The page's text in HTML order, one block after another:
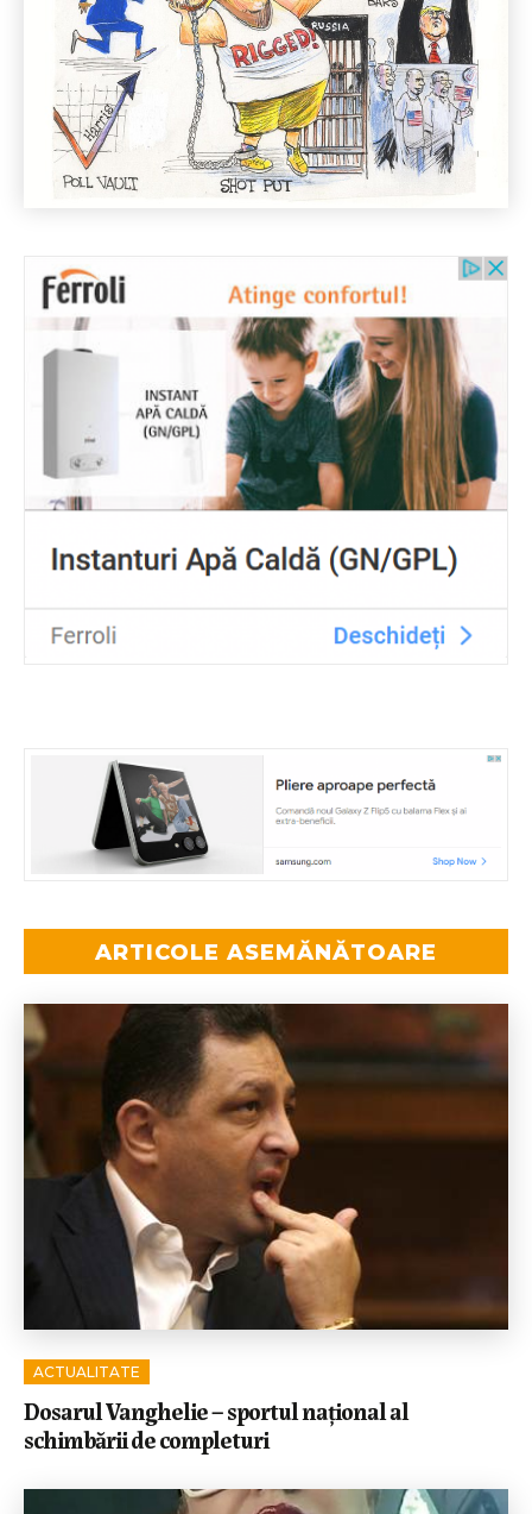
ARTICOLE ASEMĂNĂTOARE
ACTUALITATE
Dosarul Vanghelie – sportul național al
schimbării de completuri